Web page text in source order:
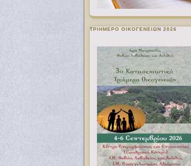
ΤΡΙΗΜΕΡΟ ΟΙΚΟΓΕΝΕΙΩΝ 2026